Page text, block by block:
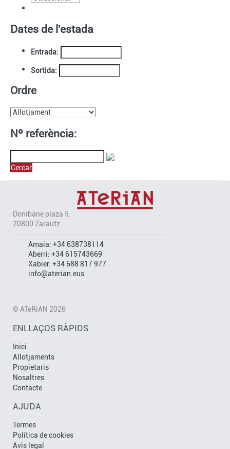
Dates de l'estada
Entrada:
Sortida:
Ordre
Nº referència:
Cercar
Donibane plaza 5.
20800 Zarautz
Amaia: +34 638738114
Aberri: +34 615743669
Xabier: +34 688 817 977
info@aterian.eus
© ATeRiAN 2026
ENLLAÇOS RÀPIDS
Inici
Allotjaments
Propietaris
Nosaltres
Contacte
AJUDA
Termes
Política de cookies
Avis legal